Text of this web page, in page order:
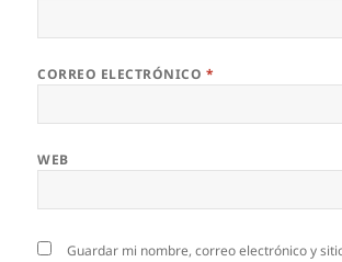
CORREO ELECTRÓNICO *
WEB
Guardar mi nombre, correo electrónico y